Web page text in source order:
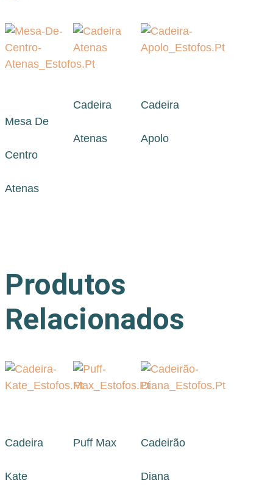
Mesa De
Centro
Atenas
Cadeira
Atenas
Cadeira
Apolo
Produtos
Relacionados
Cadeira
Kate
Puff Max Cadeirão
Diana